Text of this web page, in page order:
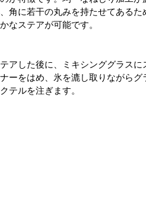
角に若干の丸みを持たせてあるた
なステアが可能です。
アした後に、ミキシンググラスに
ーをはめ、氷を漉し取りながらグ
テルを注ぎます。